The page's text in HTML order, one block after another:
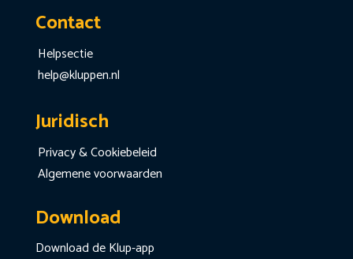
Contact
Helpsectie
help@kluppen.nl
Juridisch
Privacy & Cookiebeleid
Algemene voorwaarden
Download
Download de Klup-app